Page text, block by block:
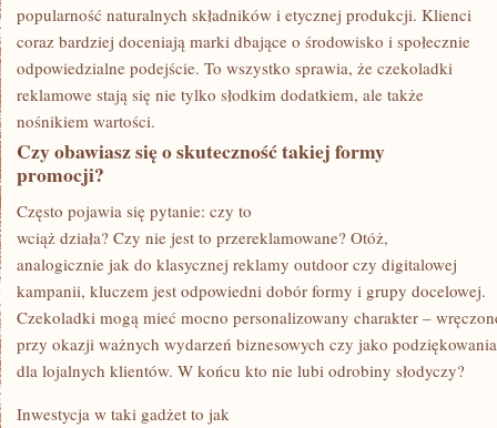
popularność naturalnych składników i etycznej produkcji. Klienci
coraz bardziej doceniają marki dbające o środowisko i społecznie
odpowiedzialne podejście. To wszystko sprawia, że czekoladki
reklamowe stają się nie tylko słodkim dodatkiem, ale także
nośnikiem wartości.
Czy obawiasz się o skuteczność takiej formy
promocji?
Często pojawia się pytanie: czy to
wciąż działa? Czy nie jest to przereklamowane? Otóż,
analogicznie jak do klasycznej reklamy outdoor czy digitalowej
kampanii, kluczem jest odpowiedni dobór formy i grupy docelowej.
Czekoladki mogą mieć mocno personalizowany charakter –
przy okazji ważnych wydarzeń biznesowych czy jako podziękowania
dla lojalnych klientów. W końcu kto nie lubi odrobiny słodyczy?
Inwestycja w taki gadżet to jak